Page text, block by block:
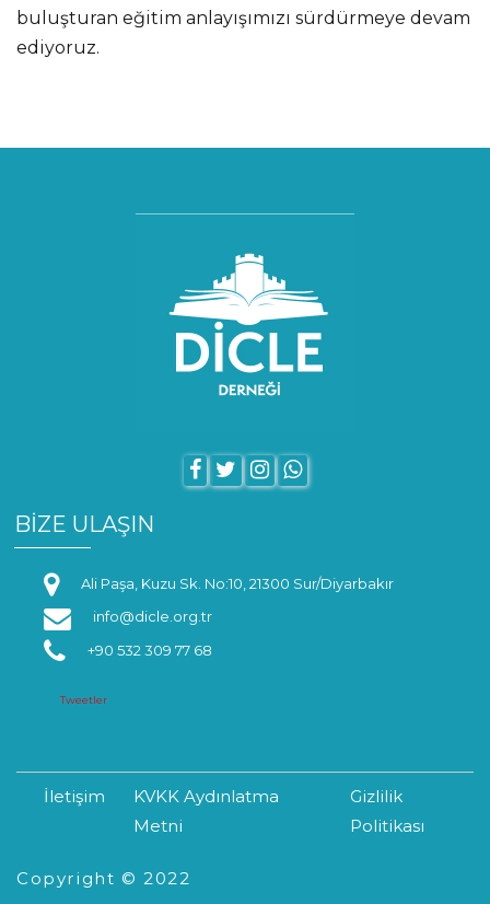
buluşturan eğitim anlayışımızı sürdürmeye devam
ediyoruz.
BİZE ULAŞIN
Ali Paşa, Kuzu Sk. No:10, 21300 Sur/Diyarbakır
info@dicle.org.tr
+90 532 309 77 68
Tweetler
Copyright © 2022
İletişim
KVKK Aydınlatma
Metni
Gizlilik
Politikası